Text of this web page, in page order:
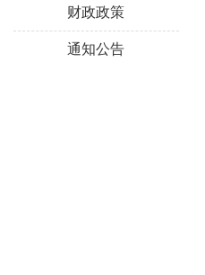
财政政策
通知公告